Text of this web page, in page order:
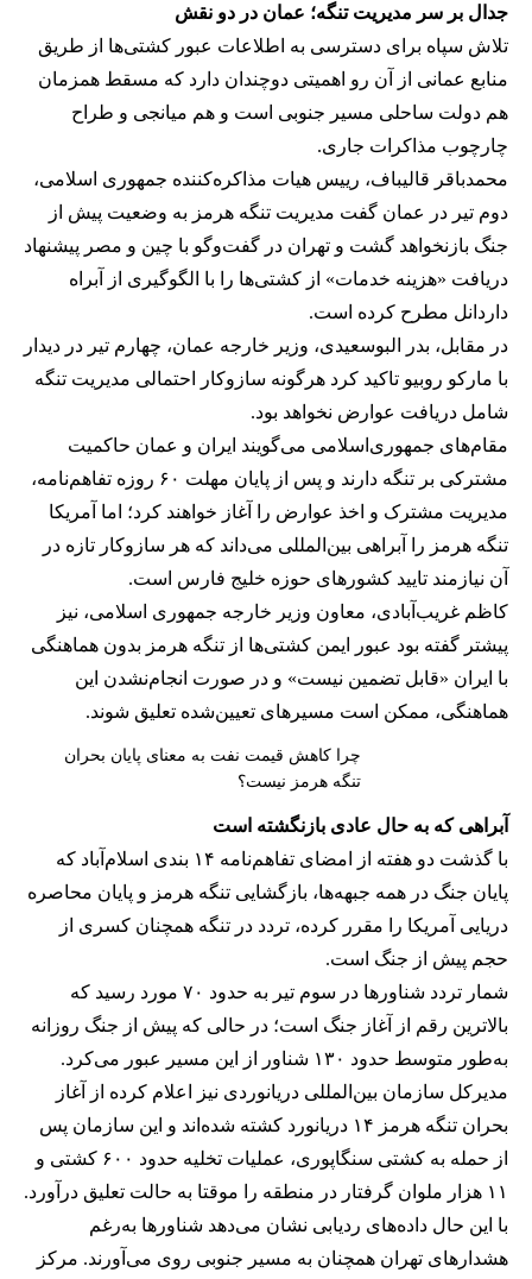
جدال بر سر مدیریت تنگه؛ عمان در دو نقش
تلاش سپاه برای دسترسی به اطلاعات عبور کشتی‌ها از طریق
منابع عمانی از آن رو اهمیتی دوچندان دارد که مسقط همزمان
هم دولت ساحلی مسیر جنوبی است و هم میانجی و طراح
چارچوب مذاکرات جاری.
محمدباقر قالیباف، رییس هیات مذاکره‌کننده جمهوری اسلامی،
دوم تیر در عمان گفت مدیریت تنگه هرمز به وضعیت پیش از
جنگ بازنخواهد گشت و تهران در گفت‌وگو با چین و مصر پیشنهاد
دریافت «هزینه خدمات» از کشتی‌ها را با الگوگیری از آبراه
داردانل مطرح کرده است.
در مقابل، بدر البوسعیدی، وزیر خارجه عمان، چهارم تیر در دیدار
با مارکو روبیو تاکید کرد هرگونه سازوکار احتمالی مدیریت تنگه
شامل دریافت عوارض نخواهد بود.
مقام‌های جمهوری‌اسلامی می‌گویند ایران و عمان حاکمیت
مشترکی بر تنگه دارند و پس از پایان مهلت ۶۰ روزه تفاهم‌نامه،
مدیریت مشترک و اخذ عوارض را آغاز خواهند کرد؛ اما آمریکا
تنگه هرمز را آبراهی بین‌المللی می‌داند که هر سازوکار تازه در
آن نیازمند تایید کشورهای حوزه خلیج فارس است.
کاظم غریب‌آبادی، معاون وزیر خارجه جمهوری اسلامی، نیز
پیشتر گفته بود عبور ایمن کشتی‌ها از تنگه هرمز بدون هماهنگی
با ایران «قابل تضمین نیست» و در صورت انجام‌نشدن این
هماهنگی، ممکن است مسیرهای تعیین‌شده تعلیق شوند.
چرا کاهش قیمت نفت به معنای پایان بحران
تنگه هرمز نیست؟
آبراهی که به حال عادی بازنگشته است
با گذشت دو هفته از امضای تفاهم‌نامه ۱۴ بندی اسلام‌آباد که
پایان جنگ در همه جبهه‌ها، بازگشایی تنگه هرمز و پایان محاصره
دریایی آمریکا را مقرر کرده، تردد در تنگه همچنان کسری از
حجم پیش از جنگ است.
شمار تردد شناورها در سوم تیر به حدود ۷۰ مورد رسید که
بالاترین رقم از آغاز جنگ است؛ در حالی که پیش از جنگ روزانه
به‌طور متوسط حدود ۱۳۰ شناور از این مسیر عبور می‌کرد.
مدیرکل سازمان بین‌المللی دریانوردی نیز اعلام کرده از آغاز
بحران تنگه هرمز ۱۴ دریانورد کشته شده‌اند و این سازمان پس
از حمله به کشتی سنگاپوری، عملیات تخلیه حدود ۶۰۰ کشتی و
۱۱ هزار ملوان گرفتار در منطقه را موقتا به حالت تعلیق درآورد.
با این حال داده‌های ردیابی نشان می‌دهد شناورها به‌رغم
هشدارهای تهران همچنان به مسیر جنوبی روی می‌آورند. مرکز